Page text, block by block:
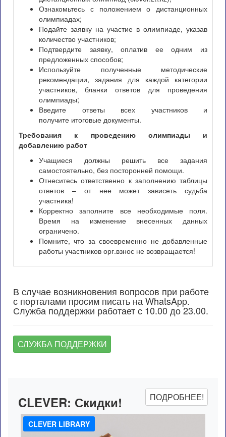
Ознакомьтесь с положением о дистанционных
олимпиадах;
Подайте заявку на участие в олимпиаде, указав
количество участников;
Подтвердите заявку, оплатив ее одним из
предложенных способов;
Используйте полученные методические
рекомендации, задания для каждой категории
участников, бланки ответов для проведения
олимпиады;
Введите ответы всех участников и
получите итоговые документы.
Требования к проведению олимпиады и
добавлению работ
Учащиеся должны решить все задания
самостоятельно, без посторонней помощи.
Отнеситесь ответственно к заполнению таблицы
ответов – от нее может зависеть судьба
участника!
Корректно заполните все необходимые поля.
Время на изменение внесенных данных
ограничено.
Помните, что за своевременно не добавленные
работы участников орг.взнос не возвращается!
В случае возникновения вопросов при работе
с порталами просим писать на WhatsApp.
Служба поддержки работает с 10.00 до 23.00.
СЛУЖБА ПОДДЕРЖКИ
CLEVER: Скидки! ПОДРОБНЕЕ!
CLEVER LIBRARY